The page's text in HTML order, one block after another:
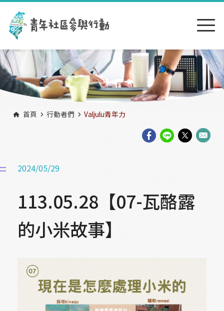
跳到主要內容區塊
首頁 行動者們 Valjulu青年力
::: 2024/05/29
113.05.28【07-瓦酪露
的小米故事】